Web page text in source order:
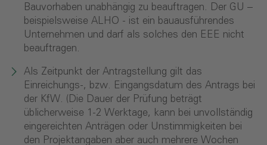
Bauvorhaben unabhängig zu beauftragen. Der GU –
beispielsweise ALHO - ist ein bauausführendes
Unternehmen und darf als solches den EEE nicht
beauftragen.
Als Zeitpunkt der Antragstellung gilt das
Einreichungs-, bzw. Eingangsdatum des Antrags bei
der KfW. (Die Dauer der Prüfung beträgt
üblicherweise 1-2 Werktage, kann bei unvollständig
eingereichten Anträgen oder Unstimmigkeiten bei
den Projektangaben aber auch mehrere Wochen